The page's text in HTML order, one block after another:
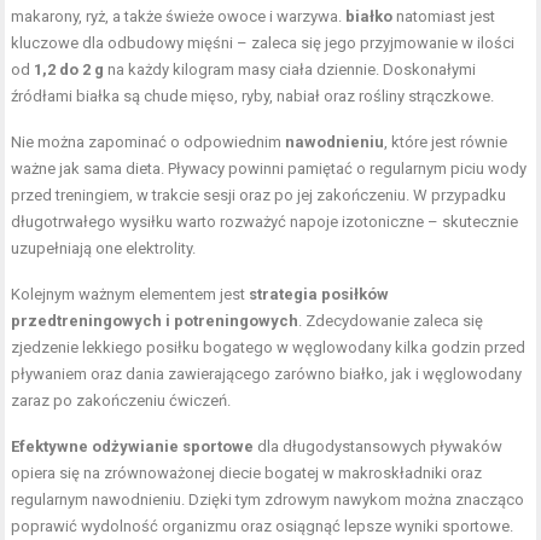
makarony, ryż, a także świeże owoce i warzywa. białko natomiast jest
kluczowe dla odbudowy mięśni – zaleca się jego przyjmowanie w ilości
od 1,2 do 2 g na każdy kilogram masy ciała dziennie. Doskonałymi
źródłami białka są chude mięso, ryby, nabiał oraz rośliny strączkowe.
Nie można zapominać o odpowiednim nawodnieniu , które jest równie
ważne jak sama dieta. Pływacy powinni pamiętać o regularnym piciu wody
przed treningiem, w trakcie sesji oraz po jej zakończeniu. W przypadku
długotrwałego wysiłku warto rozważyć napoje izotoniczne – skutecznie
uzupełniają one elektrolity.
Kolejnym ważnym elementem jest strategia posiłków
przedtreningowych i potreningowych . Zdecydowanie zaleca się
zjedzenie lekkiego posiłku bogatego w węglowodany kilka godzin przed
pływaniem oraz dania zawierającego zarówno białko, jak i węglowodany
zaraz po zakończeniu ćwiczeń.
Efektywne odżywianie sportowe dla długodystansowych pływaków
opiera się na zrównoważonej diecie bogatej w makroskładniki oraz
regularnym nawodnieniu. Dzięki tym zdrowym nawykom można znacząco
poprawić wydolność organizmu oraz osiągnąć lepsze wyniki sportowe.